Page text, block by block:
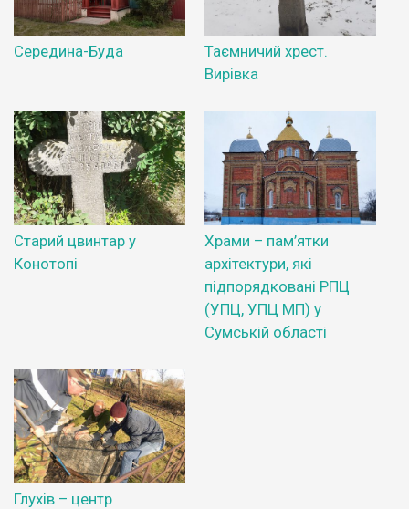
Середина-Буда
Таємничий хрест.
Вирівка
Старий цвинтар у
Конотопі
Храми – пам’ятки
архітектури, які
підпорядковані РПЦ
(УПЦ, УПЦ МП) у
Сумській області
Глухів – центр